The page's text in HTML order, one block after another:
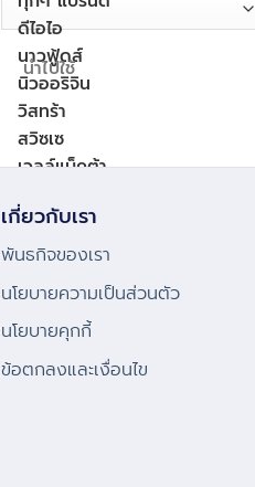
นำไปใช้
เกี่ยวกับเรา
พันธกิจของเรา
นโยบายความเป็นส่วนตัว
นโยบายคุกกี้
ข้อตกลงและเงื่อนไข